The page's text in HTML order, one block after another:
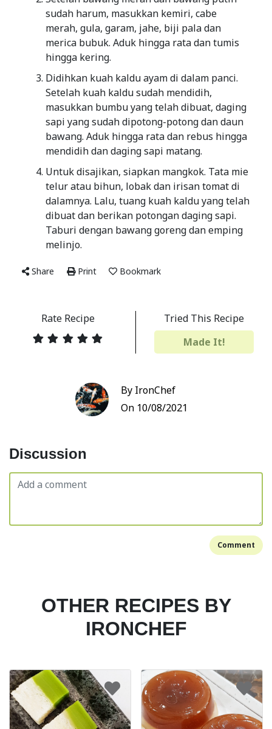
sudah harum, masukkan kemiri, cabe
merah, gula, garam, jahe, biji pala dan
merica bubuk. Aduk hingga rata dan tumis
hingga kering.
Didihkan kuah kaldu ayam di dalam panci.
Setelah kuah kaldu sudah mendidih,
masukkan bumbu yang telah dibuat, daging
sapi yang sudah dipotong-potong dan daun
bawang. Aduk hingga rata dan rebus hingga
mendidih dan daging sapi matang.
Untuk disajikan, siapkan mangkok. Tata mie
telur atau bihun, lobak dan irisan tomat di
dalamnya. Lalu, tuang kuah kaldu yang telah
dibuat dan berikan potongan daging sapi.
Taburi dengan bawang goreng dan emping
melinjo.
Share Print Bookmark
Rate Recipe
Tried This Recipe
Made It!
By IronChef
On 10/08/2021
Discussion
Comment
OTHER RECIPES BY
IRONCHEF